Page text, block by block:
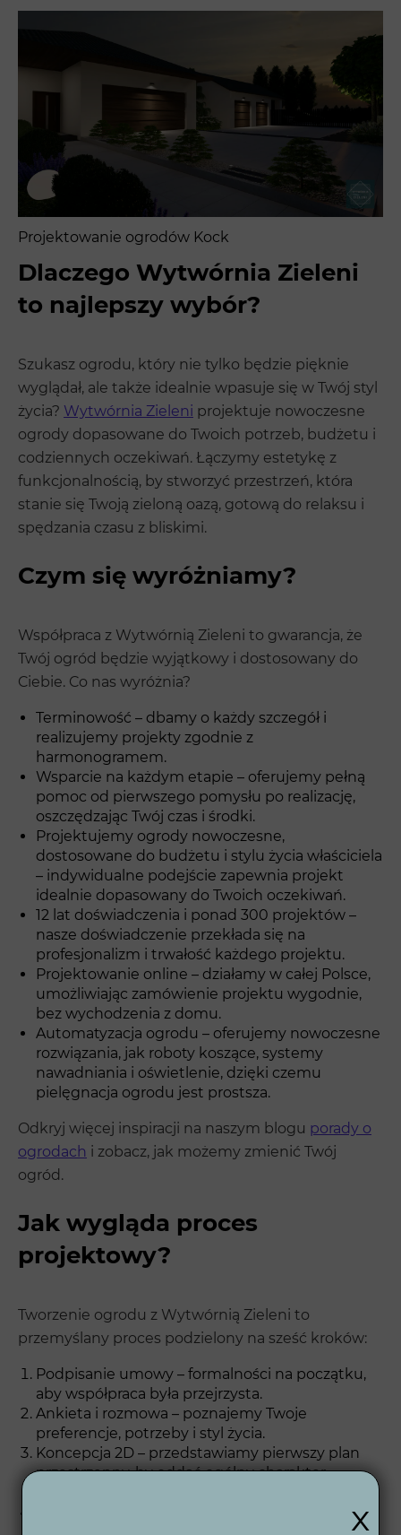
Projektowanie ogrodów Kock
Dlaczego Wytwórnia Zieleni
to najlepszy wybór?
Szukasz ogrodu, który nie tylko będzie pięknie
wyglądał, ale także idealnie wpasuje się w Twój styl
życia? Wytwórnia Zieleni projektuje nowoczesne
ogrody dopasowane do Twoich potrzeb, budżetu i
codziennych oczekiwań. Łączymy estetykę z
funkcjonalnością, by stworzyć przestrzeń, która
stanie się Twoją zieloną oazą, gotową do relaksu i
spędzania czasu z bliskimi.
Czym się wyróżniamy?
Współpraca z Wytwórnią Zieleni to gwarancja, że
Twój ogród będzie wyjątkowy i dostosowany do
Ciebie. Co nas wyróżnia?
Terminowość – dbamy o każdy szczegół i
realizujemy projekty zgodnie z
harmonogramem.
Wsparcie na każdym etapie – oferujemy pełną
pomoc od pierwszego pomysłu po realizację,
oszczędzając Twój czas i środki.
Projektujemy ogrody nowoczesne,
dostosowane do budżetu i stylu życia właściciela
– indywidualne podejście zapewnia projekt
idealnie dopasowany do Twoich oczekiwań.
12 lat doświadczenia i ponad 300 projektów –
nasze doświadczenie przekłada się na
profesjonalizm i trwałość każdego projektu.
Projektowanie online – działamy w całej Polsce,
umożliwiając zamówienie projektu wygodnie,
bez wychodzenia z domu.
Automatyzacja ogrodu – oferujemy nowoczesne
rozwiązania, jak roboty koszące, systemy
nawadniania i oświetlenie, dzięki czemu
pielęgnacja ogrodu jest prostsza.
Odkryj więcej inspiracji na naszym blogu porady o
ogrodach i zobacz, jak możemy zmienić Twój
ogród.
Jak wygląda proces
projektowy?
Tworzenie ogrodu z Wytwórnią Zieleni to
przemyślany proces podzielony na sześć kroków:
Podpisanie umowy – formalności na początku,
aby współpraca była przejrzysta.
Ankieta i rozmowa – poznajemy Twoje
preferencje, potrzeby i styl życia.
Koncepcja 2D – przedstawiamy pierwszy plan
przestrzenny, by oddać ogólny charakter
x